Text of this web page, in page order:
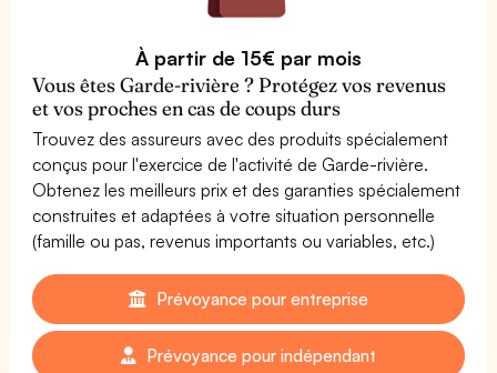
À partir de 15€ par mois
Vous êtes Garde-rivière ? Protégez vos revenus
et vos proches en cas de coups durs
Trouvez des assureurs avec des produits spécialement
conçus pour l'exercice de l'activité de Garde-rivière.
Obtenez les meilleurs prix et des garanties spécialement
construites et adaptées à votre situation personnelle
(famille ou pas, revenus importants ou variables, etc.)
Prévoyance pour entreprise
Prévoyance pour indépendant